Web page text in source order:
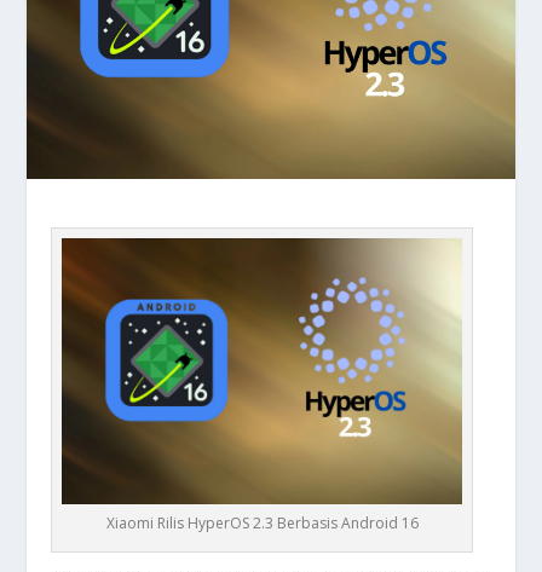
Xiaomi Rilis HyperOS 2.3 Berbasis Android 16